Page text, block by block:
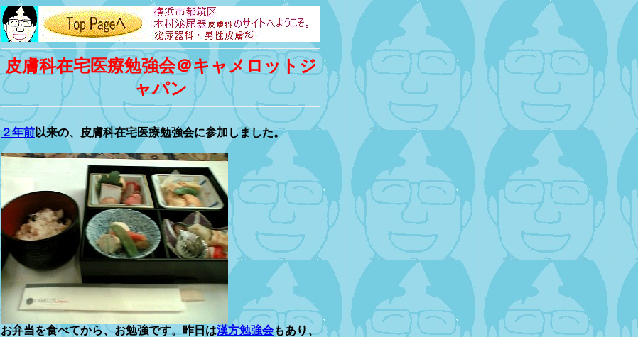
皮膚科在宅医療勉強会＠キャメロットジ
ャパン
２年前以来の、皮膚科在宅医療勉強会に参加しました。
お弁当を食べてから、お勉強です。昨日は漢方勉強会もあり、